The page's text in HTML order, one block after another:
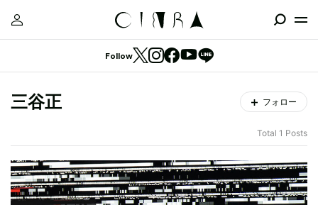
Follow
三谷正 フォロー
Total 1 Posts